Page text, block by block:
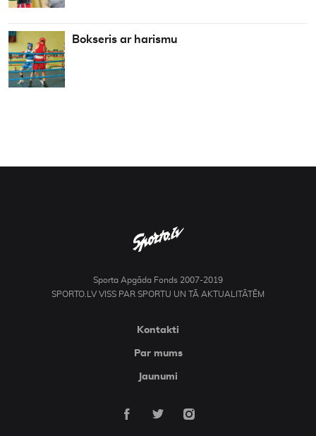
Bokseris ar harismu
Sporta Apgāda Fonds 2007-2019
SPORTO.LV VISS PAR SPORTU UN TĀ AKTUALITĀTĒM
Kontakti
Par mums
Jaunumi